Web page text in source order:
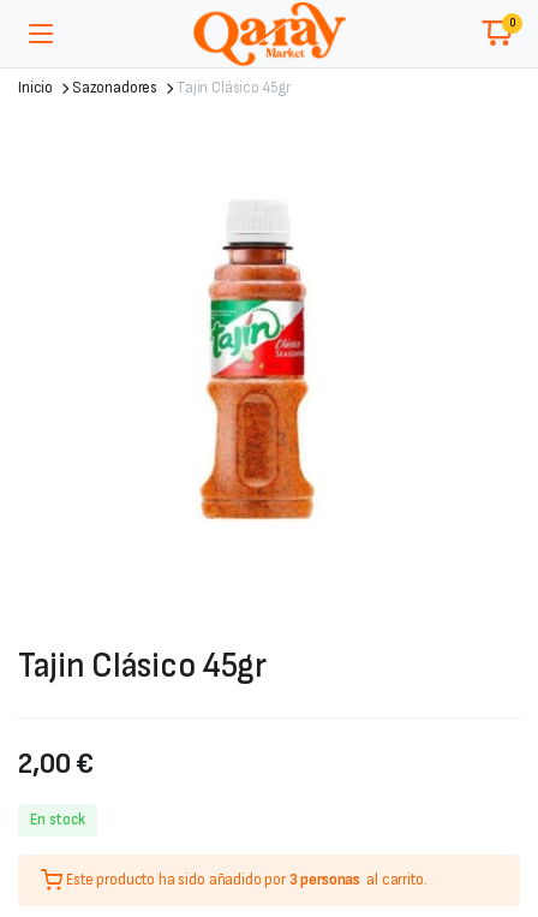
0
Inicio Sazonadores Tajin Clásico 45gr
Tajin Clásico 45gr
2,00€
En stock
Este producto ha sido añadido por3 personas al carrito.